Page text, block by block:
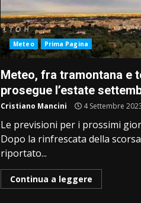
Meteo Prima Pagina
Meteo, fra tramontana e
prosegue l’estate
Cristiano Mancini 4 Settembre
Le previsioni per i prossimi
Dopo la rinfrescata della
riportato...
Continua a leggere